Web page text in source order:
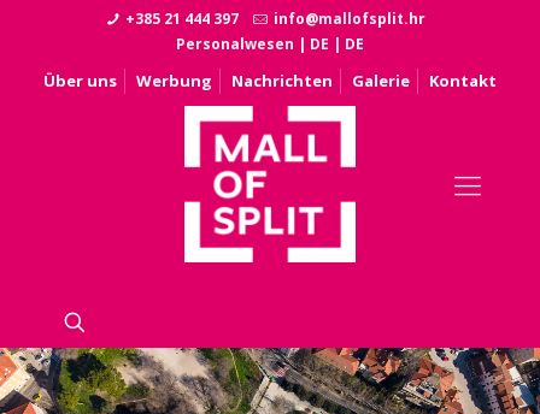
+385 21 444 397
info@mallofsplit.hr
Personalwesen | DE | DE
Über uns Werbung Nachrichten Galerie Kontakt